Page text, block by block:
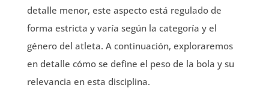
detalle menor, este aspecto está regulado de
forma estricta y varía según la categoría y el
género del atleta. A continuación, exploraremos
en detalle cómo se define el peso de la bola y su
relevancia en esta disciplina.